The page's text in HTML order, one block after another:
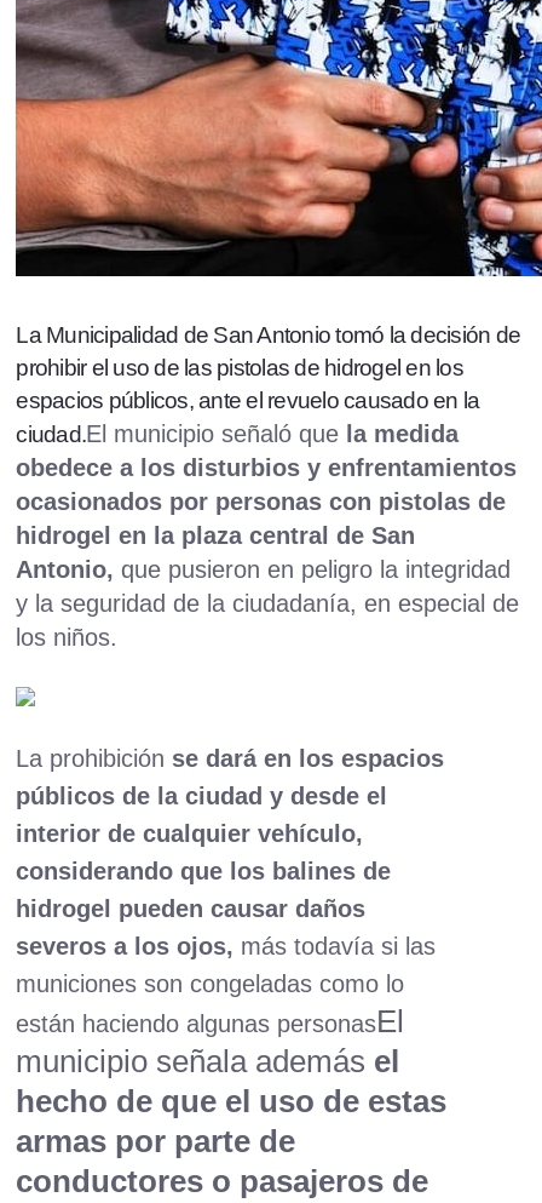
La Municipalidad de San Antonio tomó la decisión de
prohibir el uso de las pistolas de hidrogel en los
espacios públicos, ante el revuelo causado en la
ciudad.El municipio señaló que la medida
obedece a los disturbios y enfrentamientos
ocasionados por personas con pistolas de
hidrogel en la plaza central de San
Antonio, que pusieron en peligro la integridad
y la seguridad de la ciudadanía, en especial de
los niños.
La prohibición se dará en los espacios
públicos de la ciudad y desde el
interior de cualquier vehículo,
considerando que los balines de
hidrogel pueden causar daños
severos a los ojos, más todavía si las
municiones son congeladas como lo
están haciendo algunas personasEl
municipio señala además el
hecho de que el uso de estas
armas por parte de
conductores o pasajeros de